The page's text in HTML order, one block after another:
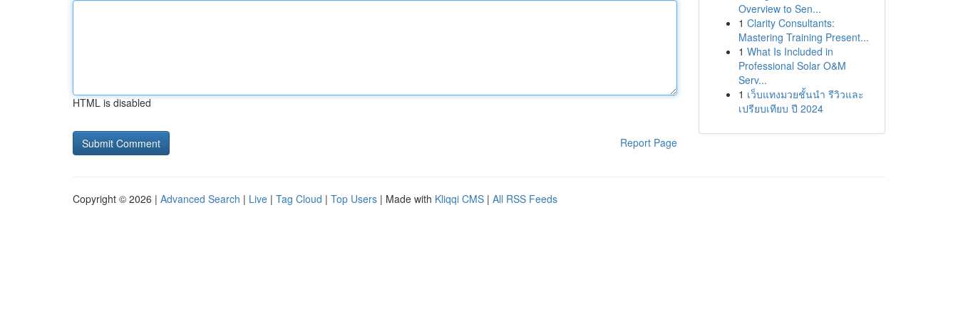
HTML is disabled
Report Page
Overview to Sen...
1 Clarity Consultants:
Mastering Training Present...
1 What Is Included in
Professional Solar O&M
Serv...
1 เว็บแทงมวยชั้นนำ รีวิวและ
เปรียบเทียบ ปี 2024
Copyright © 2026 | Advanced Search | Live | Tag Cloud | Top Users | Made with Kliqqi CMS | All RSS Feeds